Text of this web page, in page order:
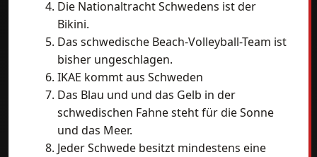
Die Nationaltracht Schwedens ist der
Bikini.
Das schwedische Beach-Volleyball-Team ist
bisher ungeschlagen.
IKAE kommt aus Schweden
Das Blau und und das Gelb in der
schwedischen Fahne steht für die Sonne
und das Meer.
Jeder Schwede besitzt mindestens eine